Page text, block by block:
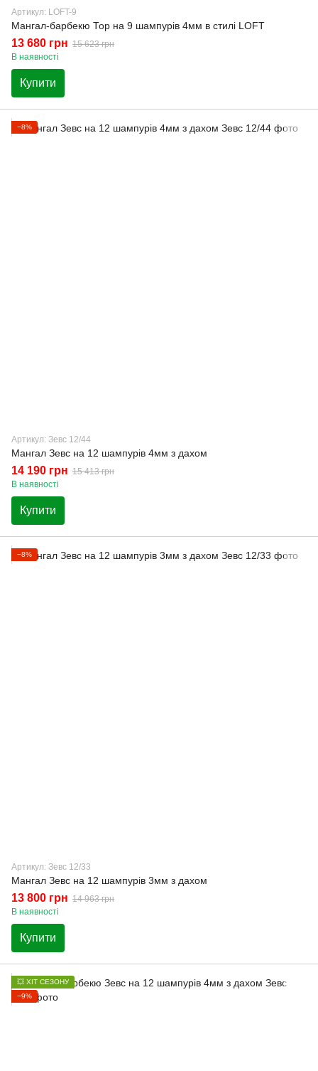
Артикул: LOFT-9
Мангал-барбекю Тор на 9 шампурів 4мм в стилі LOFT
13 680 грн 15 623 грн
В наявності
Купити
−8%
Артикул: Зевс 12/44
Мангал Зевс на 12 шампурів 4мм з дахом
14 190 грн 15 413 грн
В наявності
Купити
−8%
Артикул: Зевс 12/33
Мангал Зевс на 12 шампурів 3мм з дахом
13 800 грн 14 963 грн
В наявності
Купити
💥 ХІТ СЕЗОНУ
−9%